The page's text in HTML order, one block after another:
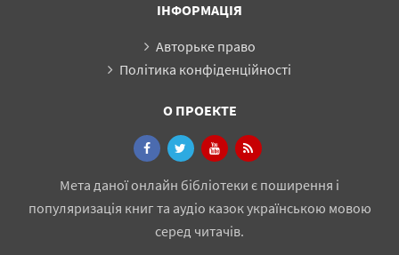
ІНФОРМАЦІЯ
Авторьке право
Політика конфіденційності
О ПРОЕКТЕ
Мета даної онлайн бібліотеки є поширення і
популяризація книг та аудіо казок українською мовою
серед читачів.